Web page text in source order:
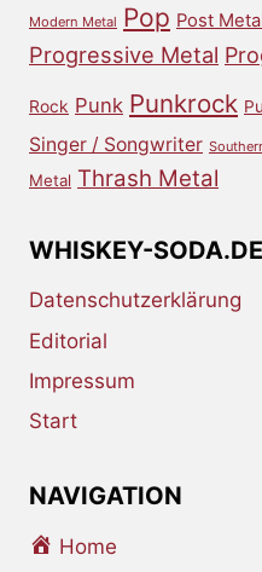
Modern Metal Pop Post
Progressive Metal
Rock Punk Punkrock
Singer / Songwriter
Metal Thrash Metal
WHISKEY-SODA.DE
Datenschutzerklärung
Editorial
Impressum
Start
NAVIGATION
Home